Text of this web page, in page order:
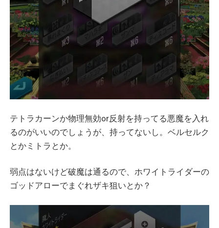
テトラカーンか物理無効or反射を持ってる悪魔を入れ
るのがいいのでしょうが、持ってないし。ベルセルク
とかミトラとか。
弱点はないけど破魔は通るので、ホワイトライダーの
ゴッドアローでまぐれザキ狙いとか？